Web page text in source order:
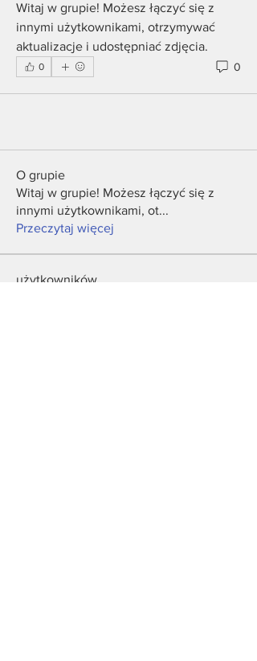
Witaj w grupie! Możesz łączyć się z
innymi użytkownikami, otrzymywać
aktualizacje i udostępniać zdjęcia.
0 0
O grupie
Witaj w grupie! Możesz łączyć się z
innymi użytkownikami, ot...
Przeczytaj więcej
użytkowników